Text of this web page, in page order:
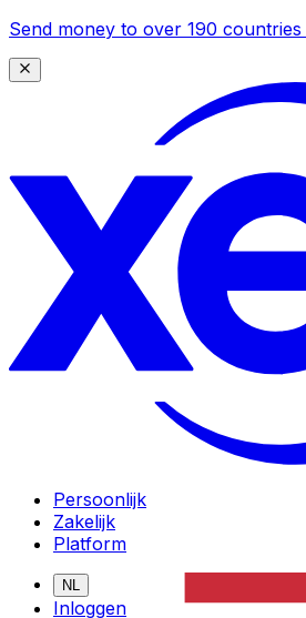
Send money to over 190 countries
Persoonlijk
Zakelijk
Platform
NL
Inloggen